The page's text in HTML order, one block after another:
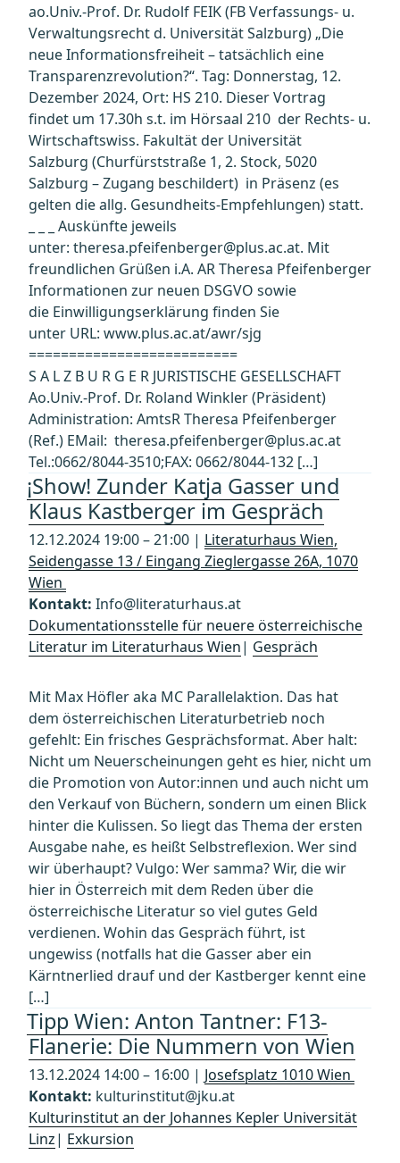
ao.Univ.-Prof. Dr. Rudolf FEIK (FB Verfassungs- u.
Verwaltungsrecht d. Universität Salzburg) „Die
neue Informationsfreiheit – tatsächlich eine
Transparenzrevolution?“. Tag: Donnerstag, 12.
Dezember 2024, Ort: HS 210. Dieser Vortrag
findet um 17.30h s.t. im Hörsaal 210 der Rechts- u.
Wirtschaftswiss. Fakultät der Universität
Salzburg (Churfürststraße 1, 2. Stock, 5020
Salzburg – Zugang beschildert) in Präsenz (es
gelten die allg. Gesundheits-Empfehlungen) statt.
_ _ _ Auskünfte jeweils
unter: theresa.pfeifenberger@plus.ac.at. Mit
freundlichen Grüßen i.A. AR Theresa Pfeifenberger
Informationen zur neuen DSGVO sowie
die Einwilligungserklärung finden Sie
unter URL: www.plus.ac.at/awr/sjg
==========================
S A L Z B U R G E R JURISTISCHE GESELLSCHAFT
Ao.Univ.-Prof. Dr. Roland Winkler (Präsident)
Administration: AmtsR Theresa Pfeifenberger
(Ref.) EMail: theresa.pfeifenberger@plus.ac.at
Tel.:0662/8044-3510;FAX: 0662/8044-132 […]
¡Show! Zunder Katja Gasser und
Klaus Kastberger im Gespräch
12.12.2024 19:00 – 21:00 | Literaturhaus Wien,
Seidengasse 13 / Eingang Zieglergasse 26A, 1070
Wien
Kontakt: Info@literaturhaus.at
Dokumentationsstelle für neuere österreichische
Literatur im Literaturhaus Wien| Gespräch
Mit Max Höfler aka MC Parallelaktion. Das hat
dem österreichischen Literaturbetrieb noch
gefehlt: Ein frisches Gesprächsformat. Aber halt:
Nicht um Neuerscheinungen geht es hier, nicht um
die Promotion von Autor:innen und auch nicht um
den Verkauf von Büchern, sondern um einen Blick
hinter die Kulissen. So liegt das Thema der ersten
Ausgabe nahe, es heißt Selbstreflexion. Wer sind
wir überhaupt? Vulgo: Wer samma? Wir, die wir
hier in Österreich mit dem Reden über die
österreichische Literatur so viel gutes Geld
verdienen. Wohin das Gespräch führt, ist
ungewiss (notfalls hat die Gasser aber ein
Kärntnerlied drauf und der Kastberger kennt eine
[…]
Tipp Wien: Anton Tantner: F13-
Flanerie: Die Nummern von Wien
13.12.2024 14:00 – 16:00 | Josefsplatz 1010 Wien
Kontakt: kulturinstitut@jku.at
Kulturinstitut an der Johannes Kepler Universität
Linz| Exkursion